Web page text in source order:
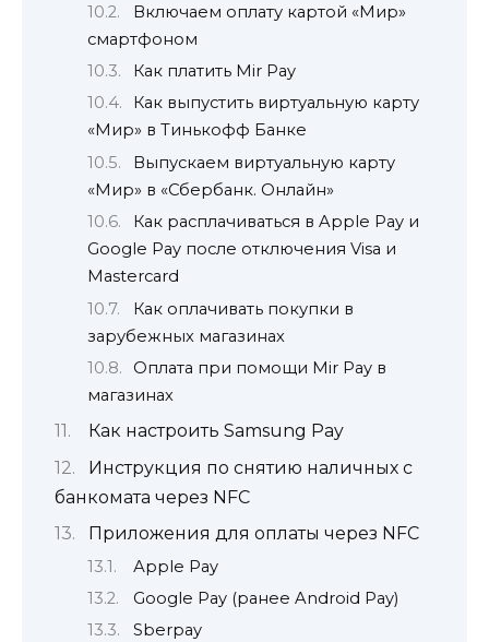
Включаем оплату картой «Мир»
смартфоном
Как платить Mir Pay
Как выпустить виртуальную карту
«Мир» в Тинькофф Банке
Выпускаем виртуальную карту
«Мир» в «Сбербанк. Онлайн»
Как расплачиваться в Apple Pay и
Google Pay после отключения Visa и
Mastercard
Как оплачивать покупки в
зарубежных магазинах
Оплата при помощи Mir Pay в
магазинах
Как настроить Samsung Pay
Инструкция по снятию наличных с
банкомата через NFC
Приложения для оплаты через NFC
Аpple Pay
Google Pay (ранее Android Pay)
Sberpay